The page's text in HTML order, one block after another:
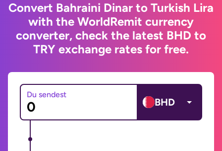
Convert Bahraini Dinar to Turkish Lira
with the WorldRemit currency
converter, check the latest BHD to
TRY exchange rates for free.
Du sendest
BHD